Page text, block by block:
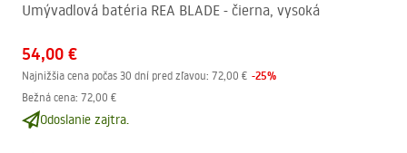
Umývadlová batéria REA BLADE - čierna, vysoká
54,00 €
Najnižšia cena počas 30 dní pred zľavou: 72,00 € -25%
Bežná cena: 72,00 €
Odoslanie zajtra.